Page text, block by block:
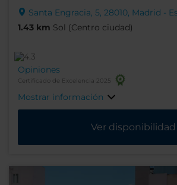
Santa Engracia, 5, 28010, Madrid -
1.43 km Sol (Centro ciudad)
Opiniones
Certificado de Excelencia 2025
Mostrar información
Ver disponibilidad